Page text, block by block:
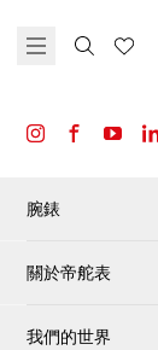
腕錶
關於帝舵表
我們的世界